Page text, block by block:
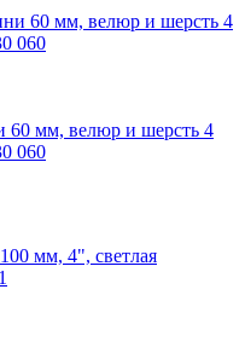
60 мм, велюр и шерсть 4
060